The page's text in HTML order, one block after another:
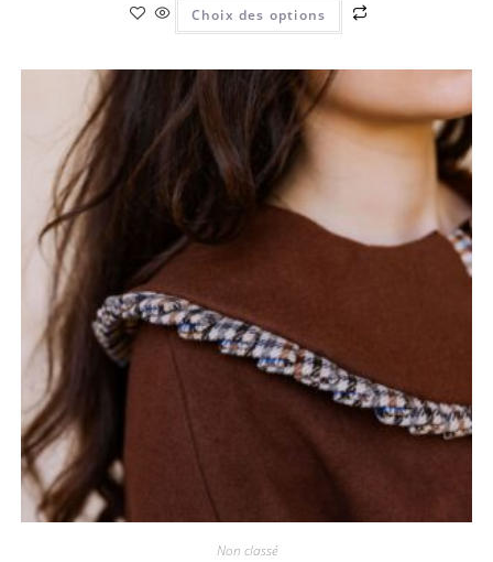
Choix des options
Non classé